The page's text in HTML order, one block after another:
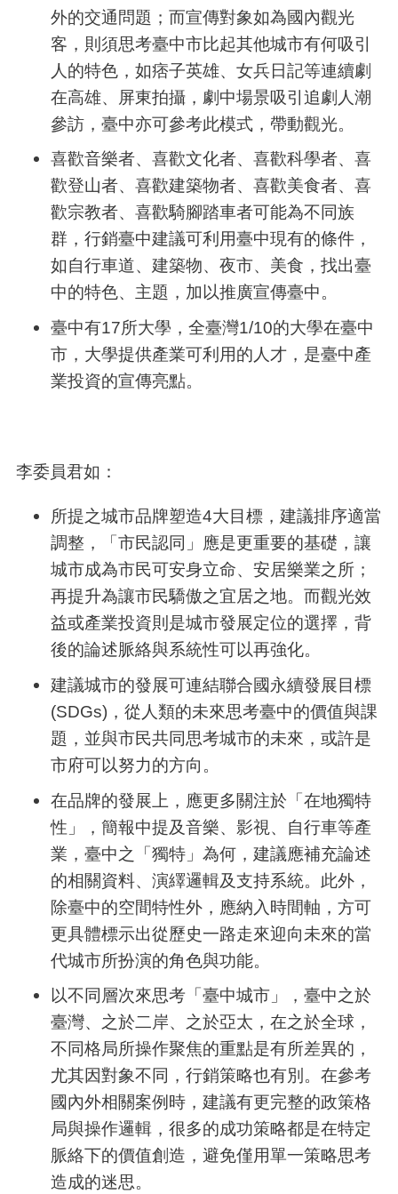
外的交通問題；而宣傳對象如為國內觀光
客，則須思考臺中市比起其他城市有何吸引
人的特色，如痞子英雄、女兵日記等連續劇
在高雄、屏東拍攝，劇中場景吸引追劇人潮
參訪，臺中亦可參考此模式，帶動觀光。
喜歡音樂者、喜歡文化者、喜歡科學者、喜
歡登山者、喜歡建築物者、喜歡美食者、喜
歡宗教者、喜歡騎腳踏車者可能為不同族
群，行銷臺中建議可利用臺中現有的條件，
如自行車道、建築物、夜市、美食，找出臺
中的特色、主題，加以推廣宣傳臺中。
臺中有17所大學，全臺灣1/10的大學在臺中
市，大學提供產業可利用的人才，是臺中產
業投資的宣傳亮點。
李委員君如：
所提之城市品牌塑造4大目標，建議排序適當
調整，「市民認同」應是更重要的基礎，讓
城市成為市民可安身立命、安居樂業之所；
再提升為讓市民驕傲之宜居之地。而觀光效
益或產業投資則是城市發展定位的選擇，背
後的論述脈絡與系統性可以再強化。
建議城市的發展可連結聯合國永續發展目標
(SDGs) ，從人類的未來思考臺中的價值與課
題，並與市民共同思考城市的未來，或許是
市府可以努力的方向。
在品牌的發展上，應更多關注於「在地獨特
性」，簡報中提及音樂、影視、自行車等產
業，臺中之「獨特」為何，建議應補充論述
的相關資料、演繹邏輯及支持系統。此外，
除臺中的空間特性外，應納入時間軸，方可
更具體標示出從歷史一路走來迎向未來的當
代城市所扮演的角色與功能。
以不同層次來思考「臺中城市」，臺中之於
臺灣、之於二岸、之於亞太，在之於全球，
不同格局所操作聚焦的重點是有所差異的，
尤其因對象不同，行銷策略也有別。在參考
國內外相關案例時，建議有更完整的政策格
局與操作邏輯，很多的成功策略都是在特定
脈絡下的價值創造，避免僅用單一策略思考
造成的迷思。